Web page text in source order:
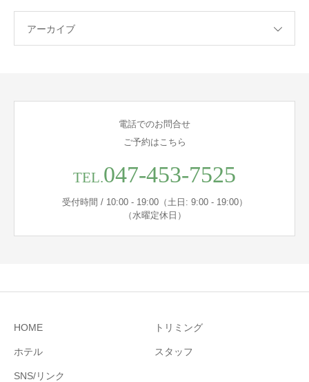
アーカイブ
電話でのお問合せ
ご予約はこちら
TEL.047-453-7525
受付時間 / 10:00 - 19:00（土日: 9:00 - 19:00）
（水曜定休日）
HOME トリミング
ホテル スタッフ
SNS/リンク